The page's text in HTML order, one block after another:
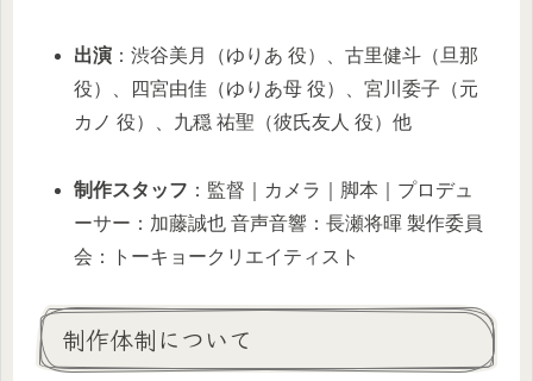
出演 ：渋谷美月（ゆりあ 役）、古里健斗（旦那
役）、四宮由佳（ゆりあ母 役）、宮川委子（元
カノ 役）、九穏 祐聖（彼氏友人 役）他
制作スタッフ ：監督｜カメラ｜脚本｜プロデュ
ーサー：加藤誠也 音声音響：長瀬将暉 製作委員
会：トーキョークリエイティスト
制作体制について